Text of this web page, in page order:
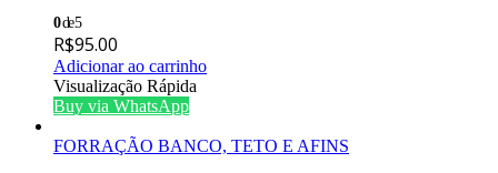
0de 5
R$95.00
Adicionar ao carrinho
Visualização Rápida
Buy via WhatsApp
FORRAÇÃO BANCO, TETO E AFINS